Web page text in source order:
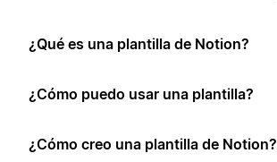
¿Qué es una plantilla de Notion?
¿Cómo puedo usar una plantilla?
¿Cómo creo una plantilla de Notion?